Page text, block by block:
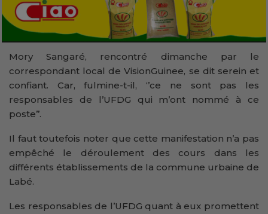
Mory Sangaré, rencontré dimanche par le
correspondant local de VisionGuinee, se dit serein et
confiant. Car, fulmine-t-il, ‘’ce ne sont pas les
responsables de l’UFDG qui m’ont nommé à ce
poste’’.
Il faut toutefois noter que cette manifestation n’a pas
empêché le déroulement des cours dans les
différents établissements de la commune urbaine de
Labé.
Les responsables de l’UFDG quant à eux promettent